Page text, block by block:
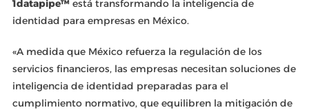
1datapipe™está transformando la inteligencia de
identidad para empresas en México.
«A medida que México refuerza la regulación de los
servicios financieros, las empresas necesitan soluciones de
inteligencia de identidad preparadas para el
cumplimiento normativo, que equilibren la mitigación de